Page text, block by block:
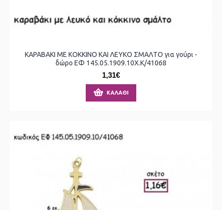
ΚΑΡΑΒΑΚΙ ΜΕ ΚΟΚΚΙΝΟ ΚΑΙ ΛΕΥΚΟ ΣΜΑΛΤΟ για γούρι -
δώρο ΕΦ 145.05.1909.10Χ.Κ/41068
1,31€
ΚΑΛΆΘΙ